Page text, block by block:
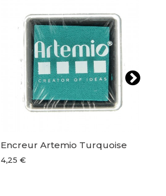
Encreur Artemio Turquoise
4,25 €